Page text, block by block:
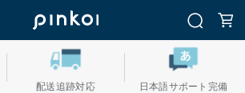
配送追跡対応 日本語サポート完備